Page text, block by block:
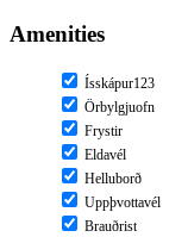
Amenities
Ísskápur123
Örbylgjuofn
Frystir
Eldavél
Helluborð
Uppþvottavél
Brauðrist